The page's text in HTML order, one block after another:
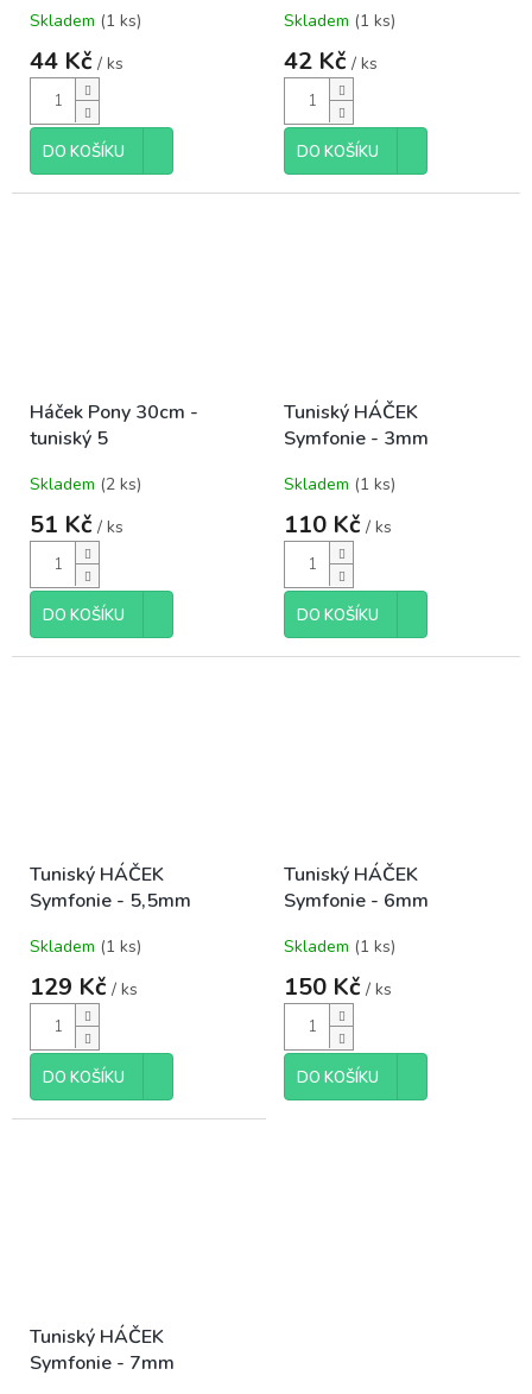
Skladem (1 ks)
44 Kč / ks
DO KOŠÍKU
Skladem (1 ks)
42 Kč / ks
DO KOŠÍKU
Háček Pony 30cm -
tuniský 5
Skladem (2 ks)
51 Kč / ks
DO KOŠÍKU
Tuniský HÁČEK
Symfonie - 3mm
Skladem (1 ks)
110 Kč / ks
DO KOŠÍKU
Tuniský HÁČEK
Symfonie - 5,5mm
Skladem (1 ks)
129 Kč / ks
DO KOŠÍKU
Tuniský HÁČEK
Symfonie - 6mm
Skladem (1 ks)
150 Kč / ks
DO KOŠÍKU
Tuniský HÁČEK
Symfonie - 7mm